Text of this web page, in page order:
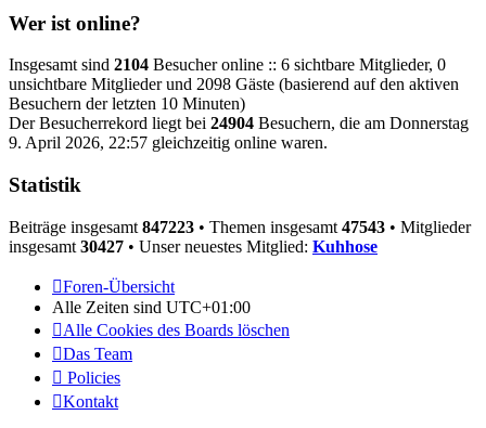
Wer ist online?
Insgesamt sind 2104 Besucher online :: 6 sichtbare Mitglieder, 0
unsichtbare Mitglieder und 2098 Gäste (basierend auf den aktiven
Besuchern der letzten 10 Minuten)
Der Besucherrekord liegt bei 24904 Besuchern, die am Donnerstag
9. April 2026, 22:57 gleichzeitig online waren.
Statistik
Beiträge insgesamt 847223 • Themen insgesamt 47543 • Mitglieder
insgesamt 30427 • Unser neuestes Mitglied: Kuhhose
Foren-Übersicht
Alle Zeiten sind UTC+01:00
Alle Cookies des Boards löschen
Das Team
Policies
Kontakt